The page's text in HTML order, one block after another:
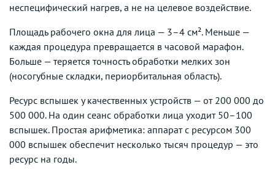
неспецифический нагрев, а не на целевое воздействие.
Площадь рабочего окна для лица — 3–4 см². Меньше —
каждая процедура превращается в часовой марафон.
Больше — теряется точность обработки мелких зон
(носогубные складки, периорбитальная область).
Ресурс вспышек у качественных устройств — от 200 000 до
500 000. На один сеанс обработки лица уходит 50–100
вспышек. Простая арифметика: аппарат с ресурсом 300
000 вспышек обеспечит несколько тысяч процедур — это
ресурс на годы.